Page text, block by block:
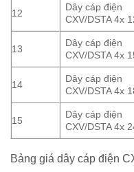
12
Dây cáp điện
CXV/DSTA 4x
13
Dây cáp điện
CXV/DSTA 4x
14
Dây cáp điện
CXV/DSTA 4x
15
Dây cáp điện
CXV/DSTA 4x
Bảng giá dây cáp điện